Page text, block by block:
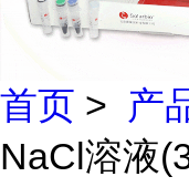
首页 > 产
NaCl溶液